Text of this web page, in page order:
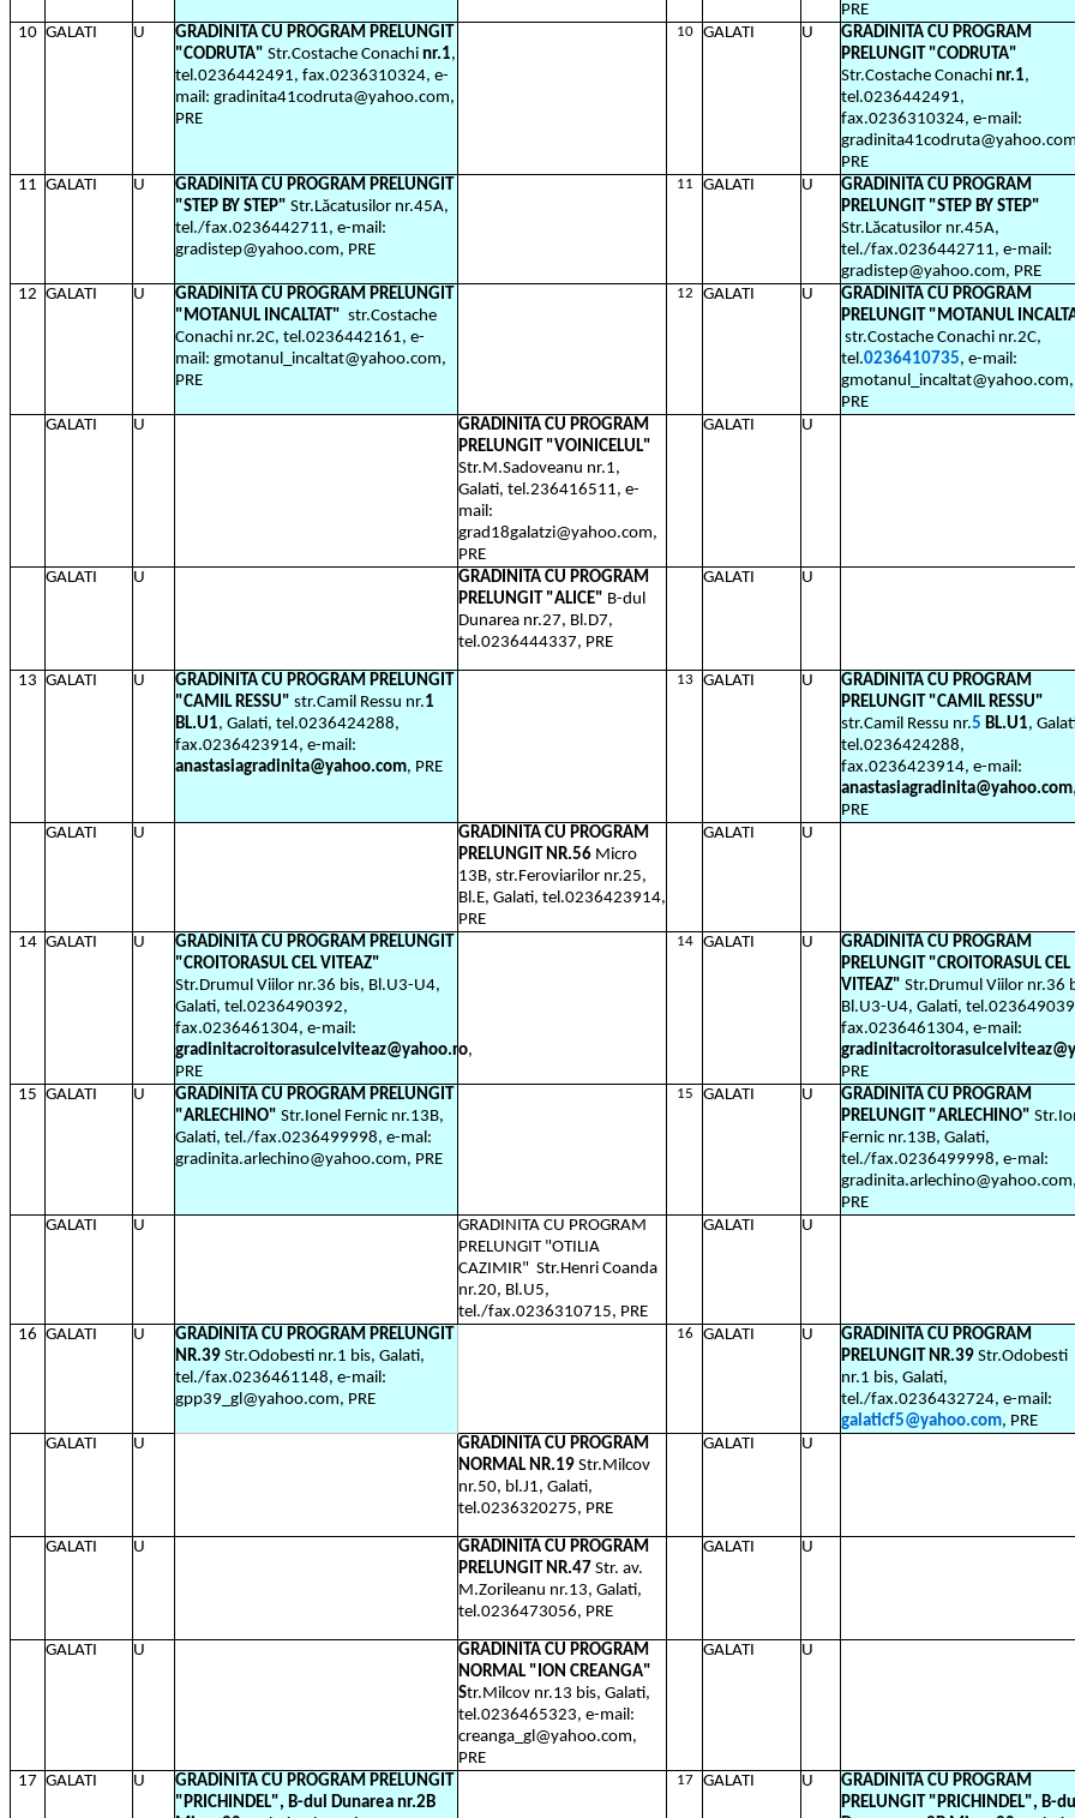
PRE
10 GALATI U
GRADINITA CU PROGRAM PRELUNGIT
"CODRUTA" Str.Costache Conachi nr.1,
tel.0236442491, fax.0236310324, e-
mail: gradinita41codruta@yahoo.com,
PRE
10 GALATI U
GRADINITA CU PROGRAM
PRELUNGIT "CODRUTA"
Str.Costache Conachi nr.1,
tel.0236442491,
fax.0236310324, e-mail:
PRE
11 GALATI U
GRADINITA CU PROGRAM PRELUNGIT
"STEP BY STEP" Str.Lăcatusilor nr.45A,
tel./fax.0236442711, e-mail:
gradistep@yahoo.com, PRE
11 GALATI U
GRADINITA CU PROGRAM
PRELUNGIT "STEP BY STEP"
Str.Lăcatusilor nr.45A,
tel./fax.0236442711, e-mail:
gradistep@yahoo.com, PRE
12 GALATI U
GRADINITA CU PROGRAM PRELUNGIT
"MOTANUL INCALTAT" str.Costache
Conachi nr.2C, tel.0236442161, e-
mail: gmotanul_incaltat@yahoo.com,
PRE
12 GALATI U
GRADINITA CU PROGRAM
PRELUNGIT "MOTANUL
str.Costache Conachi nr.2C,
tel.0236410735, e-mail:
gmotanul_incaltat@yahoo.com,
PRE
GALATI
U
GRADINITA CU PROGRAM
PRELUNGIT "VOINICELUL"
Str.M.Sadoveanu nr.1,
Galati, tel.236416511, e-
mail:
grad18galatzi@yahoo.com,
PRE
GALATI U
GALATI
U
GRADINITA CU PROGRAM
PRELUNGIT "ALICE" B-dul
Dunarea nr.27, Bl.D7,
tel.0236444337, PRE
GALATI U
13 GALATI U
GRADINITA CU PROGRAM PRELUNGIT
"CAMIL RESSU" str.Camil Ressu nr.1
BL.U1, Galati, tel.0236424288,
fax.0236423914, e-mail:
anastasiagradinita@yahoo.com, PRE
13 GALATI U
GRADINITA CU PROGRAM
PRELUNGIT "CAMIL RESSU"
str.Camil Ressu nr.5 BL.U1,
tel.0236424288,
fax.0236423914, e-mail:
anastasiagradinita@yahoo.com,
PRE
GALATI
U
GRADINITA CU PROGRAM
PRELUNGIT NR.56 Micro
13B, str.Feroviarilor nr.25,
Bl.E, Galati, tel.0236423914,
PRE
GALATI U
14 GALATI U
GRADINITA CU PROGRAM PRELUNGIT
"CROITORASUL CEL VITEAZ"
Str.Drumul Viilor nr.36 bis, Bl.U3-U4,
Galati, tel.0236490392,
fax.0236461304, e-mail:
gradinitacroitorasulcelviteaz@yahoo.ro,
PRE
14 GALATI U
GRADINITA CU PROGRAM
PRELUNGIT "CROITORASUL CEL
VITEAZ" Str.Drumul Viilor nr.36
Bl.U3-U4, Galati,
fax.0236461304, e-mail:
PRE
15 GALATI U
GRADINITA CU PROGRAM PRELUNGIT
"ARLECHINO" Str.Ionel Fernic nr.13B,
Galati, tel./fax.0236499998, e-mal:
gradinita.arlechino@yahoo.com, PRE
15 GALATI U
GRADINITA CU PROGRAM
PRELUNGIT "ARLECHINO"
Fernic nr.13B, Galati,
tel./fax.0236499998, e-mal:
gradinita.arlechino@yahoo.com,
PRE
GALATI
U
GRADINITA CU PROGRAM
PRELUNGIT "OTILIA
CAZIMIR" Str.Henri Coanda
nr.20, Bl.U5,
tel./fax.0236310715, PRE
GALATI U
16 GALATI U
GRADINITA CU PROGRAM PRELUNGIT
NR.39 Str.Odobesti nr.1 bis, Galati,
tel./fax.0236461148, e-mail:
gpp39_gl@yahoo.com, PRE
16 GALATI U
GRADINITA CU PROGRAM
PRELUNGIT NR.39 Str.Odobesti
nr.1 bis, Galati,
tel./fax.0236432724, e-mail:
galaticf5@yahoo.com, PRE
GALATI
U
GRADINITA CU PROGRAM
NORMAL NR.19 Str.Milcov
nr.50, bl.J1, Galati,
tel.0236320275, PRE
GALATI U
GALATI U
GRADINITA CU PROGRAM
PRELUNGIT NR.47 Str. av.
M.Zorileanu nr.13, Galati,
tel.0236473056, PRE
GALATI U
GALATI U
GRADINITA CU PROGRAM
NORMAL "ION CREANGA"
Str.Milcov nr.13 bis, Galati,
tel.0236465323, e-mail:
creanga_gl@yahoo.com,
PRE
GALATI U
17 GALATI U
GRADINITA CU PROGRAM PRELUNGIT
"PRICHINDEL", B-dul Dunarea nr.2B
17 GALATI U
GRADINITA CU PROGRAM
PRELUNGIT "PRICHINDEL", B-